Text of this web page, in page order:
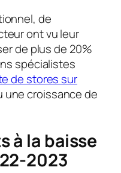
de
ont vu leur
de plus de 20%
spécialistes
de stores sur
une croissance de
à la baisse
2023